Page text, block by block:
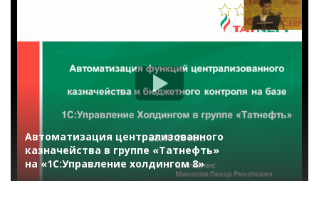
Автоматизация централизованного
казначейства в группе «Татнефть»
на «1С:Управление холдингом 8»